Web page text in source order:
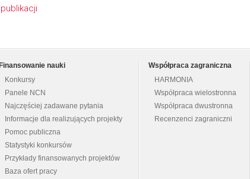
Finansowanie nauki
Konkursy
Panele NCN
Najczęściej zadawane pytania
Informacje dla realizujących projekty
Pomoc publiczna
Statystyki konkursów
Przykłady finansowanych projektów
Baza ofert pracy
Współpraca zagraniczna
HARMONIA
Współpraca wielostronna
Współpraca dwustronna
Recenzenci zagraniczni